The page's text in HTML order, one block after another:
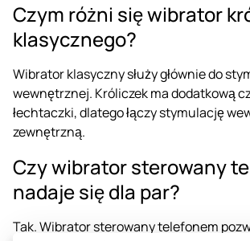
Czym różni się wibrator
klasycznego?
Wibrator klasyczny służy głównie do
wewnętrznej. Króliczek ma dodatkową
łechtaczki, dlatego łączy stymulację
zewnętrzną.
Czy wibrator sterowany
nadaje się dla par?
Tak. Wibrator sterowany telefonem